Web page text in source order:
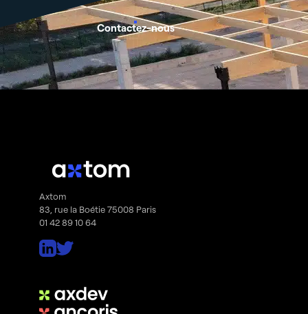
Contactez-nous
Axtom
83, rue la Boétie 75008 Paris
01 42 89 10 64